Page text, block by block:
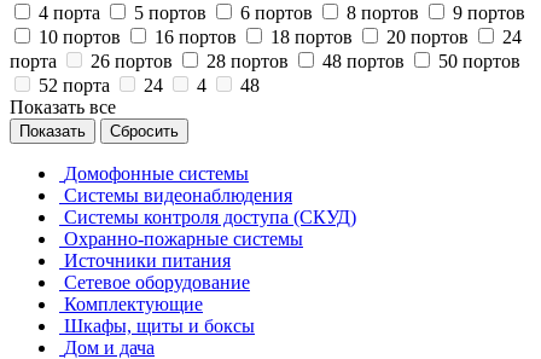
4 порта
5 портов 6 портов 8 портов
9 портов
10 портов
16 портов 18 портов 20 портов
24
порта
26 портов 28 портов 48 портов
50 портов
52 порта
24 4
48
Показать все
Сбросить
Домофонные системы
Системы видеонаблюдения
Системы контроля доступа (СКУД)
Охранно-пожарные системы
Источники питания
Сетевое оборудование
Комплектующие
Шкафы, щиты и боксы
Дом и дача